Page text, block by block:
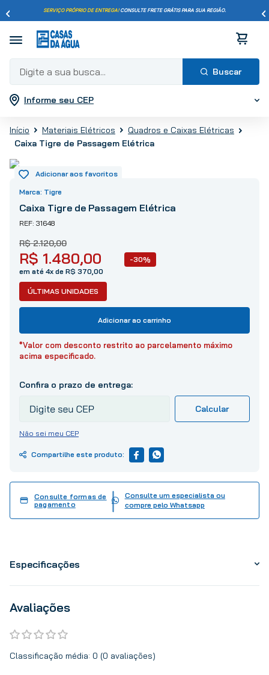
SERVIÇO PRÓPRIO DE ENTREGA!CONSULTE FRETE GRÁTIS PARA SUA REGIÃO.
Digite a sua busca...
Informe seu CEP
Materiais Elétricos
Quadros e Caixas Elétricas
Caixa Tigre de Passagem Elétrica
Tigre
Caixa Tigre de Passagem Elétrica
31648
R$ 1.480,00
R$ 2.120,00
-30%
em até 4x de R$ 370,00
ÚLTIMAS UNIDADES
Adicionar ao carrinho
*Valor com desconto restrito ao parcelamento máximo
acima especificado.
Não sei meu CEP
Consulte formas de
pagamento
Consulte um especialista ou
compre pelo Whatsapp
Especificações
Avaliações
Classificação média: 0 (0 avaliações)
Termos mais buscados
2
porcelanato
4
º
revestimento
5º
vaso sanitário
6º
torneira
7º
chuveiro
8 º
cimento
9º
telha
10º tinta